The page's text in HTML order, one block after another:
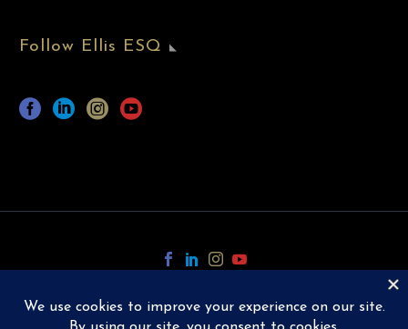
Follow Ellis ESQ